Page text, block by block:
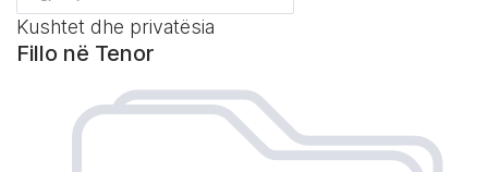
Kushtet dhe privatësia
Fillo në Tenor